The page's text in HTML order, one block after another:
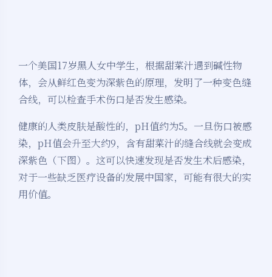
一个美国17岁黑人女中学生，根据甜菜汁遇到碱性物
体，会从鲜红色变为深紫色的原理，发明了一种变色缝
合线，可以检查手术伤口是否发生感染。
健康的人类皮肤是酸性的，pH值约为5。一旦伤口被感
染，pH值会升至大约9，含有甜菜汁的缝合线就会变成
深紫色（下图）。这可以快速发现是否发生术后感染，
对于一些缺乏医疗设备的发展中国家，可能有很大的实
用价值。